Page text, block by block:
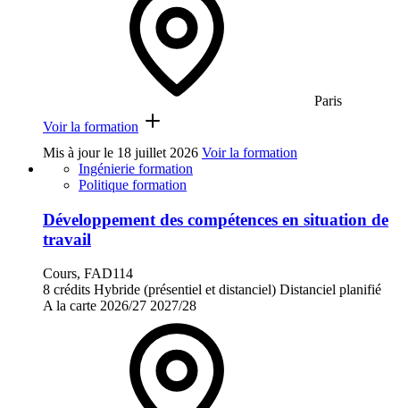
Paris
Voir la formation
Mis à jour le 18 juillet 2026 Voir la formation
Ingénierie formation
Politique formation
Développement des compétences en situation de
travail
Cours, FAD114
8 crédits Hybride (présentiel et distanciel) Distanciel planifié
A la carte 2026/27 2027/28